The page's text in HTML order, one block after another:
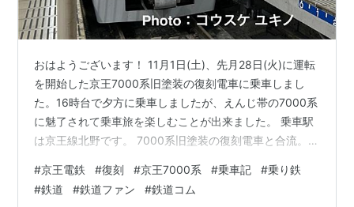
おはようございます！ 11月1日(土)、先月28日(火)に運転
を開始した京王7000系旧塗装の復刻電車に乗車しまし
た。16時台で夕方に乗車しましたが、えんじ帯の7000系
に魅了されて乗車旅を楽しむことが出来ました。 乗車駅
は京王線北野です。 7000系旧塗装の復刻電車と合流。
しました(※北野は16時52分発) 遅延なく約40分間乗車し
て、17時31分に終点新宿に到着しました。ホームの新宿
#京王電鉄 #復刻 #京王7000系 #乗車記 #乗り鉄
#鉄道 #鉄道ファン #鉄道コム